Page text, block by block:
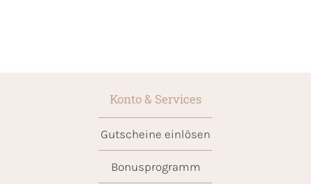
Konto & Services
Gutscheine einlösen
Bonusprogramm